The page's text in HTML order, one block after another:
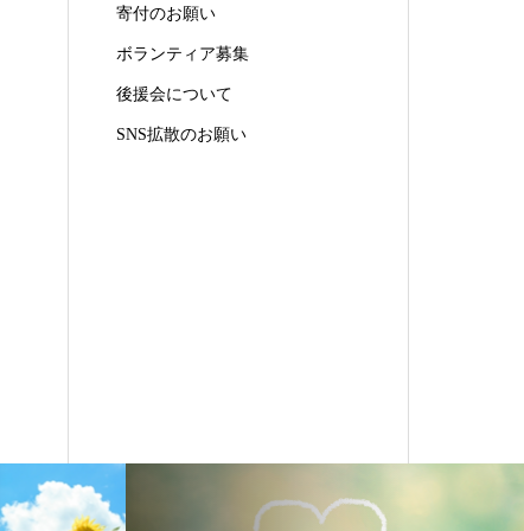
寄付のお願い
ボランティア募集
後援会について
SNS拡散のお願い